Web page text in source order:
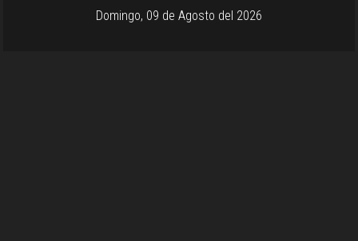
Domingo, 09 de Agosto del 2026